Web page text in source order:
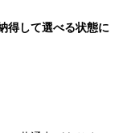
得して選べる状態に